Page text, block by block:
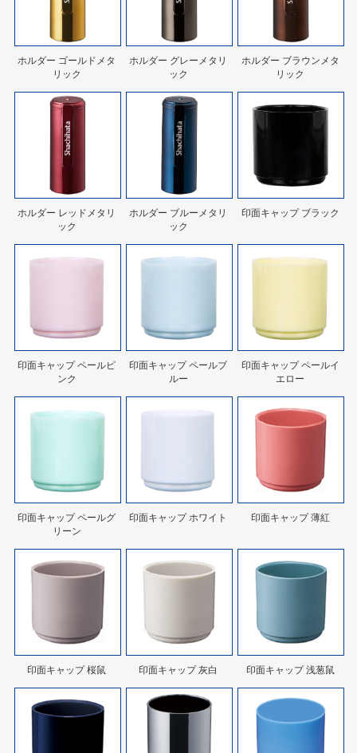
ホルダー ゴールドメタ
リック
ホルダー グレーメタリ
ック
ホルダー ブラウンメタ
リック
ホルダー レッドメタリ
ック
ホルダー ブルーメタリ
ック
印面キャップ ブラック
印面キャップ ペールピ
ンク
印面キャップ ペールブ
ルー
印面キャップ ペールイ
エロー
印面キャップ ペールグ
リーン
印面キャップ ホワイト 印面キャップ 薄紅
印面キャップ 桜鼠 印面キャップ 灰白 印面キャップ 浅葱鼠